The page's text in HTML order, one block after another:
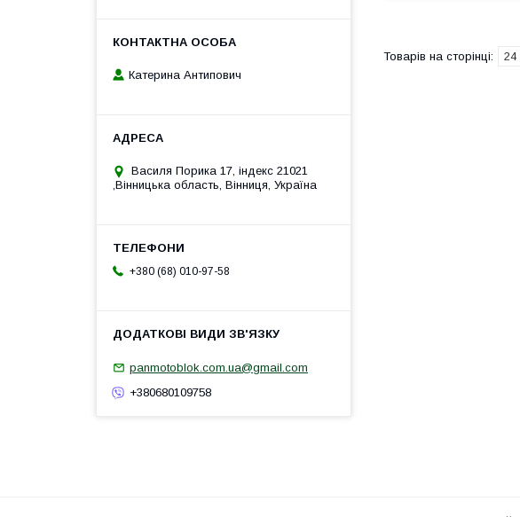
Катерина Антипович
Василя Порика 17, індекс 21021
,Вінницька область, Вінниця, Україна
+380 (68) 010-97-58
panmotoblok.com.ua@gmail.com
+380680109758